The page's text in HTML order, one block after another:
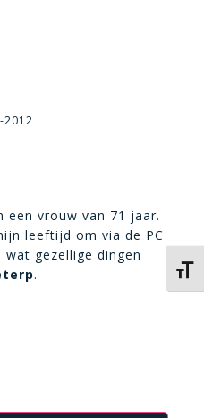
2012
een vrouw van 71 jaar.
leeftijd om via de PC
gezellige dingen
.